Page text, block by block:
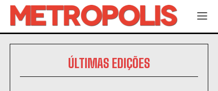
ÚLTIMAS EDIÇÕES